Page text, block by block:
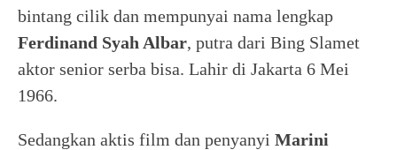
bintang cilik dan mempunyai nama lengkap
Ferdinand Syah Albar, putra dari Bing Slamet
aktor senior serba bisa. Lahir di Jakarta 6 Mei
1966.
Sedangkan aktis film dan penyanyi Marini